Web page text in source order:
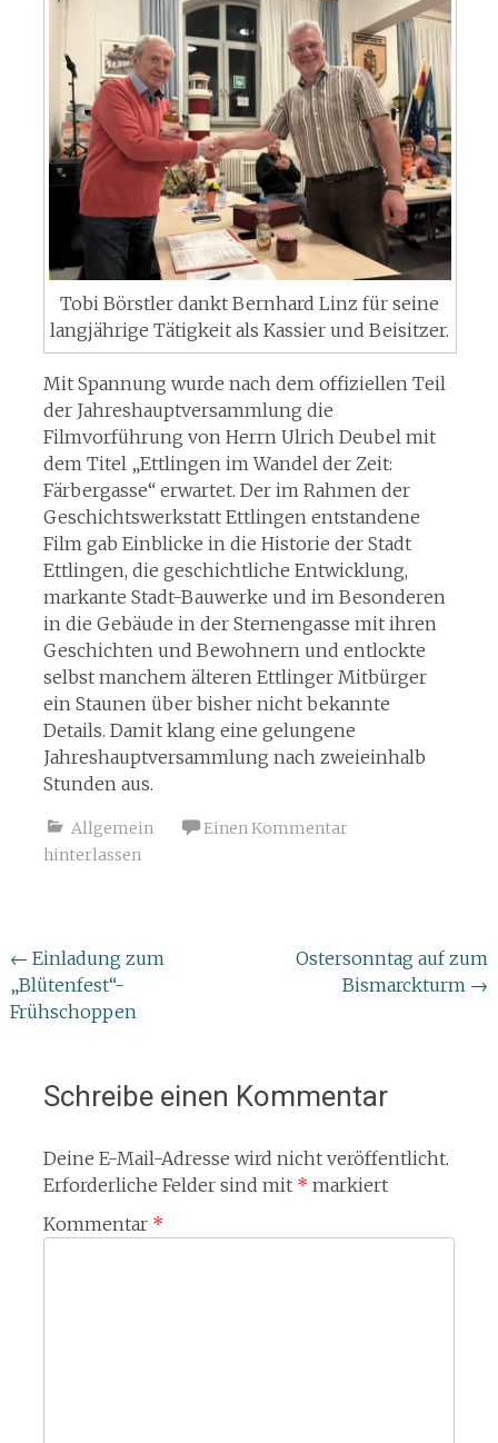
Tobi Börstler dankt Bernhard Linz für seine
langjährige Tätigkeit als Kassier und Beisitzer.
Mit Spannung wurde nach dem offiziellen Teil
der Jahreshauptversammlung die
Filmvorführung von Herrn Ulrich Deubel mit
dem Titel „Ettlingen im Wandel der Zeit:
Färbergasse“ erwartet. Der im Rahmen der
Geschichtswerkstatt Ettlingen entstandene
Film gab Einblicke in die Historie der Stadt
Ettlingen, die geschichtliche Entwicklung,
markante Stadt-Bauwerke und im Besonderen
in die Gebäude in der Sternengasse mit ihren
Geschichten und Bewohnern und entlockte
selbst manchem älteren Ettlinger Mitbürger
ein Staunen über bisher nicht bekannte
Details. Damit klang eine gelungene
Jahreshauptversammlung nach zweieinhalb
Stunden aus.
Allgemein
Einen Kommentar
hinterlassen
Beitragsnavigation
← Einladung zum
„Blütenfest“-
Frühschoppen
Ostersonntag auf zum
Bismarckturm →
Schreibe einen Kommentar
Deine E-Mail-Adresse wird nicht veröffentlicht.
Erforderliche Felder sind mit * markiert
Kommentar *